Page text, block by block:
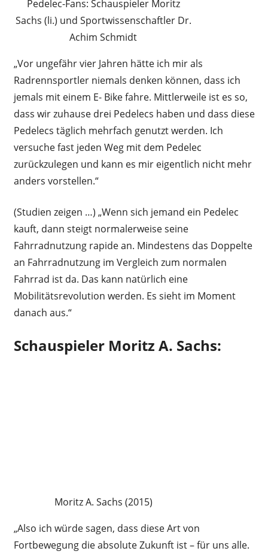
Pedelec-Fans: Schauspieler Moritz
Sachs (li.) und Sportwissenschaftler Dr.
Achim Schmidt
„Vor ungefähr vier Jahren hätte ich mir als
Radrennsportler niemals denken können, dass ich
jemals mit einem E- Bike fahre. Mittlerweile ist es so,
dass wir zuhause drei Pedelecs haben und dass diese
Pedelecs täglich mehrfach genutzt werden. Ich
versuche fast jeden Weg mit dem Pedelec
zurückzulegen und kann es mir eigentlich nicht mehr
anders vorstellen.“
(Studien zeigen …) „Wenn sich jemand ein Pedelec
kauft, dann steigt normalerweise seine
Fahrradnutzung rapide an. Mindestens das Doppelte
an Fahrradnutzung im Vergleich zum normalen
Fahrrad ist da. Das kann natürlich eine
Mobilitätsrevolution werden. Es sieht im Moment
danach aus.“
Schauspieler Moritz A. Sachs:
Moritz A. Sachs (2015)
„Also ich würde sagen, dass diese Art von
Fortbewegung die absolute Zukunft ist – für uns alle.